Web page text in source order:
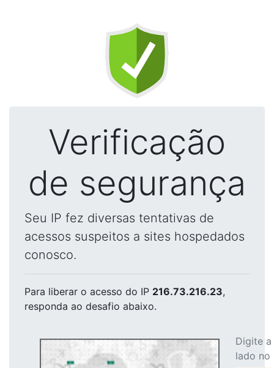
Verificação
de segurança
Seu IP fez diversas tentativas de
acessos suspeitos a sites hospedados
conosco.
Para liberar o acesso do IP 216.73.216.23,
responda ao desafio abaixo.
Digite
lado no